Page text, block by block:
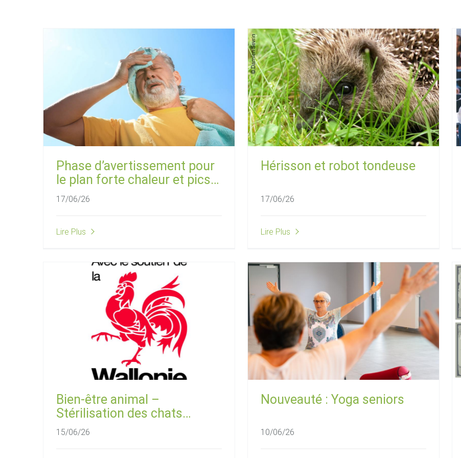
Phase d’avertissement pour
le plan forte chaleur et pics
d’ozone
17/06/26
Lire Plus
Hérisson et robot tondeuse
17/06/26
Lire Plus
Bien-être animal –
Stérilisation des chats
errants
15/06/26
Nouveauté : Yoga seniors
10/06/26